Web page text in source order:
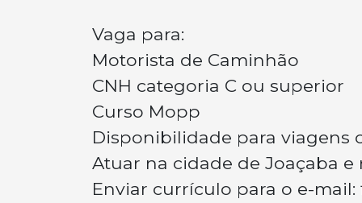
Vaga para:
Motorista de Caminhão
CNH categoria C ou superior
Curso Mopp
Disponibilidade para viagens
Atuar na cidade de Joaçaba e
Enviar currículo para o e-mail: